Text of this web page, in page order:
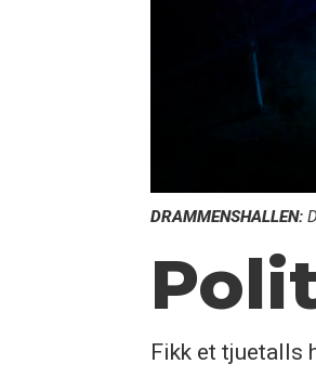
DRAMMENSHALLEN:
Fikk et tjuetalls